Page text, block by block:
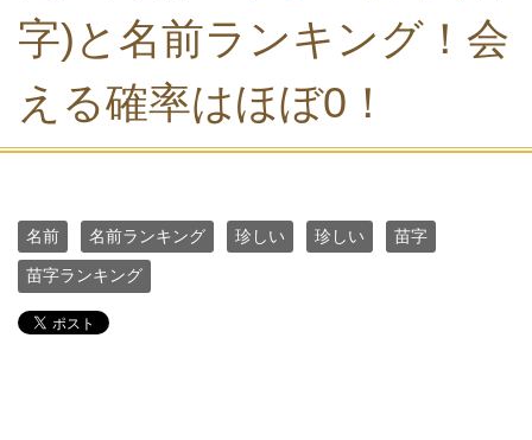
字)と名前ランキング！会
える確率はほぼ0！
名前 名前ランキング 珍しい 珍しい 苗字
苗字ランキング